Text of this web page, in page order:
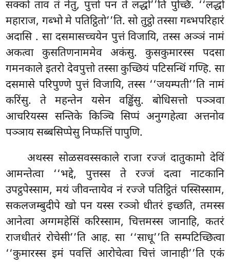
सक्को ताव तं नेतु, पुत्तो पन ते लद्धो’’ति पुच्छि. ‘‘लद्धो
महाराज, गब्भो मे पतिट्ठितो’’ति. सो तुट्ठो तस्सा गब्भपरिहारं
अदासि . सा दसमासच्चयेन पुत्तं विजायि, तस्स अञ्ञं नामं
अकत्वा कुसतिणनाममेव अकंसु. कुसकुमारस्स पदसा
गमनकाले इतरो देवपुत्तो तस्सा कुच्छियं पटिसन्धिं गण्हि. सा
दसमासे परिपुण्णे पुत्तं विजायि, तस्स ‘‘जयम्पती’’ति नामं
करिंसु. ते महन्तेन यसेन वड्ढिंसु. बोधिसत्तो पञ्ञवा
आचरियस्स सन्तिके किञ्चि सिप्पं अनुग्गहेत्वा अत्तनोव
पञ्ञाय सब्बसिप्पेसु निप्फत्तिं पापुणि.
अथस्स सोळसवस्सकाले राजा रज्जं दातुकामो देविं
आमन्तेत्वा ‘‘भद्दे, पुत्तस्स ते रज्जं दत्वा नाटकानि
उपट्ठपेस्साम, मयं जीवन्तायेव नं रज्जे पतिट्ठितं पस्सिस्साम,
सकलजम्बुदीपे खो पन यस्स रञ्ञो धीतरं इच्छति, तमस्स
आनेत्वा अग्गमहेसिं करिस्साम, चित्तमस्स जानाहि, कतरं
राजधीतरं रोचेसी’’ति आह. सा ‘‘साधू’’ति सम्पटिच्छित्वा
‘‘कुमारस्स इमं पवत्तिं आरोचेत्वा चित्तं जानाही’’ति एकं